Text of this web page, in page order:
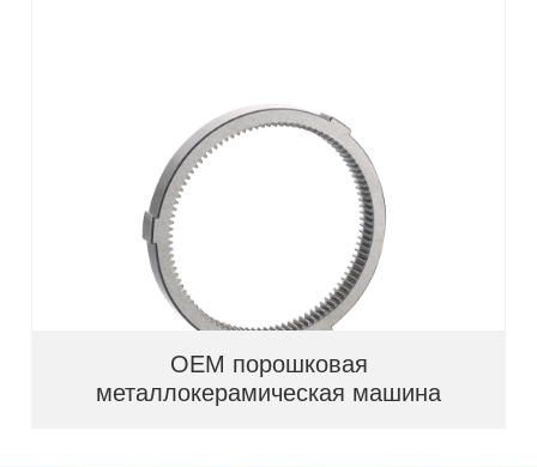
OEM порошковая
металлокерамическая машина